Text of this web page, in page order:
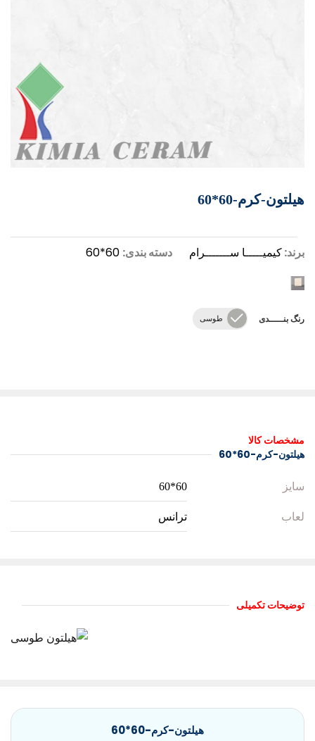
هیلتون-کرم-60*60
برند:کیمیـــــا ســـــــرام دسته بندی: 60*60
رنگ بنـــــدی طوسی
مشخصات کالا
هیلتون-کرم-60*60
سایز 60*60
لعاب ترانس
توضیحات تکمیلی
هیلتون-کرم-60*60